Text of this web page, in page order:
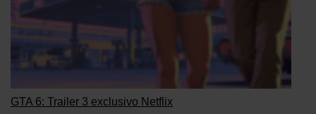
GTA 6: Trailer 3 exclusivo Netflix